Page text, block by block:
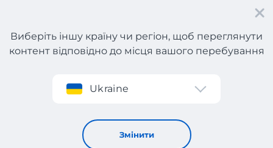
Реєстрація
Виберіть іншу країну чи регіон, щоб переглянути
контент відповідно до місця вашого перебування
Ukraine
Змінити
Нова послуга від Meest Shopping!